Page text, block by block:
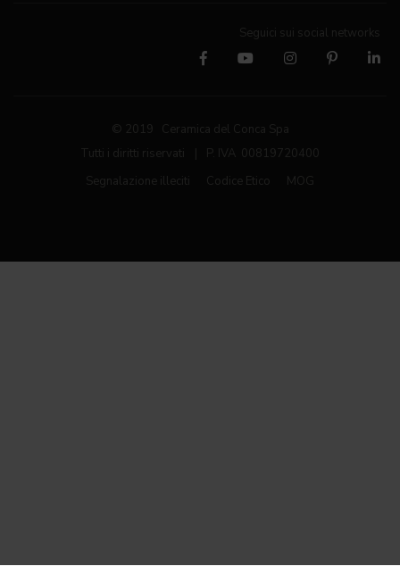
Seguici sui social networks
© 2019 Ceramica del Conca Spa
Tutti i diritti riservati
P. IVA 00819720400
Segnalazione illeciti
Codice Etico MOG